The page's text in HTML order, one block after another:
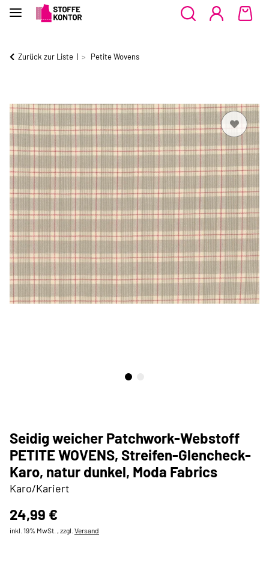
Zurück zur Liste Petite Wovens
Seidig weicher Patchwork-Webstoff
PETITE WOVENS, Streifen-Glencheck-
Karo, natur dunkel, Moda Fabrics
Karo/Kariert
24,99 €
inkl. 19% MwSt. , zzgl. Versand